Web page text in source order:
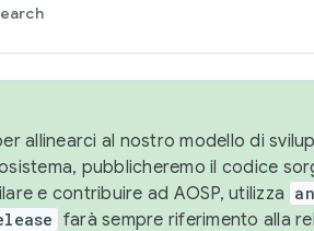
allinearci al nostro modello di
pubblicheremo il codice
e contribuire ad AOSP, utilizza
farà sempre riferimento alla